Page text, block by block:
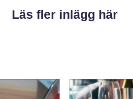
Läs fler inlägg här